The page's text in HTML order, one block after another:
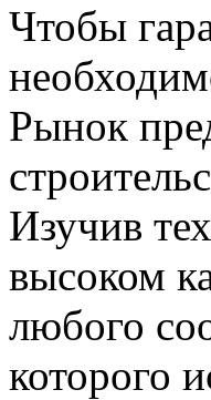
Чтобы
Рынок
Изучив
высоком
любого
которого